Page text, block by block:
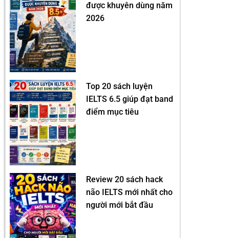
được khuyên dùng năm
2026
Top 20 sách luyện
IELTS 6.5 giúp đạt band
điểm mục tiêu
Review 20 sách hack
não IELTS mới nhất cho
người mới bắt đầu